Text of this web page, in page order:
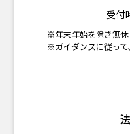
受付
※年末年始を除き無休
※ガイダンスに従って